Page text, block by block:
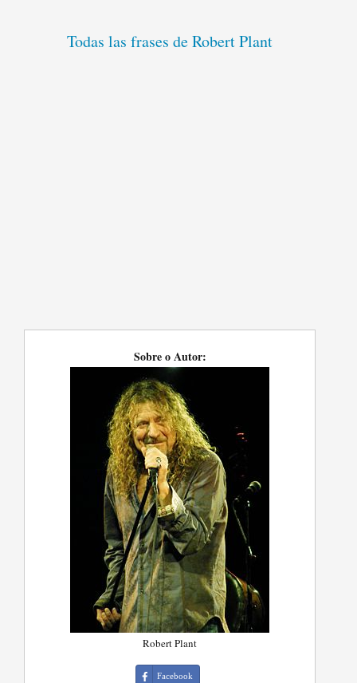
Todas las frases de Robert Plant
Sobre o Autor:
Robert Plant
Facebook